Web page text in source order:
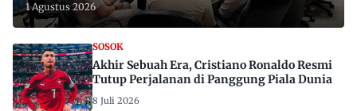
1 Agustus 2026
SOSOK
Akhir Sebuah Era, Cristiano Ronaldo Resmi
Tutup Perjalanan di Panggung Piala Dunia
8 Juli 2026